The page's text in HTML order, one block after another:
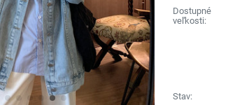
Dostupné
veľkosti:
Stav: